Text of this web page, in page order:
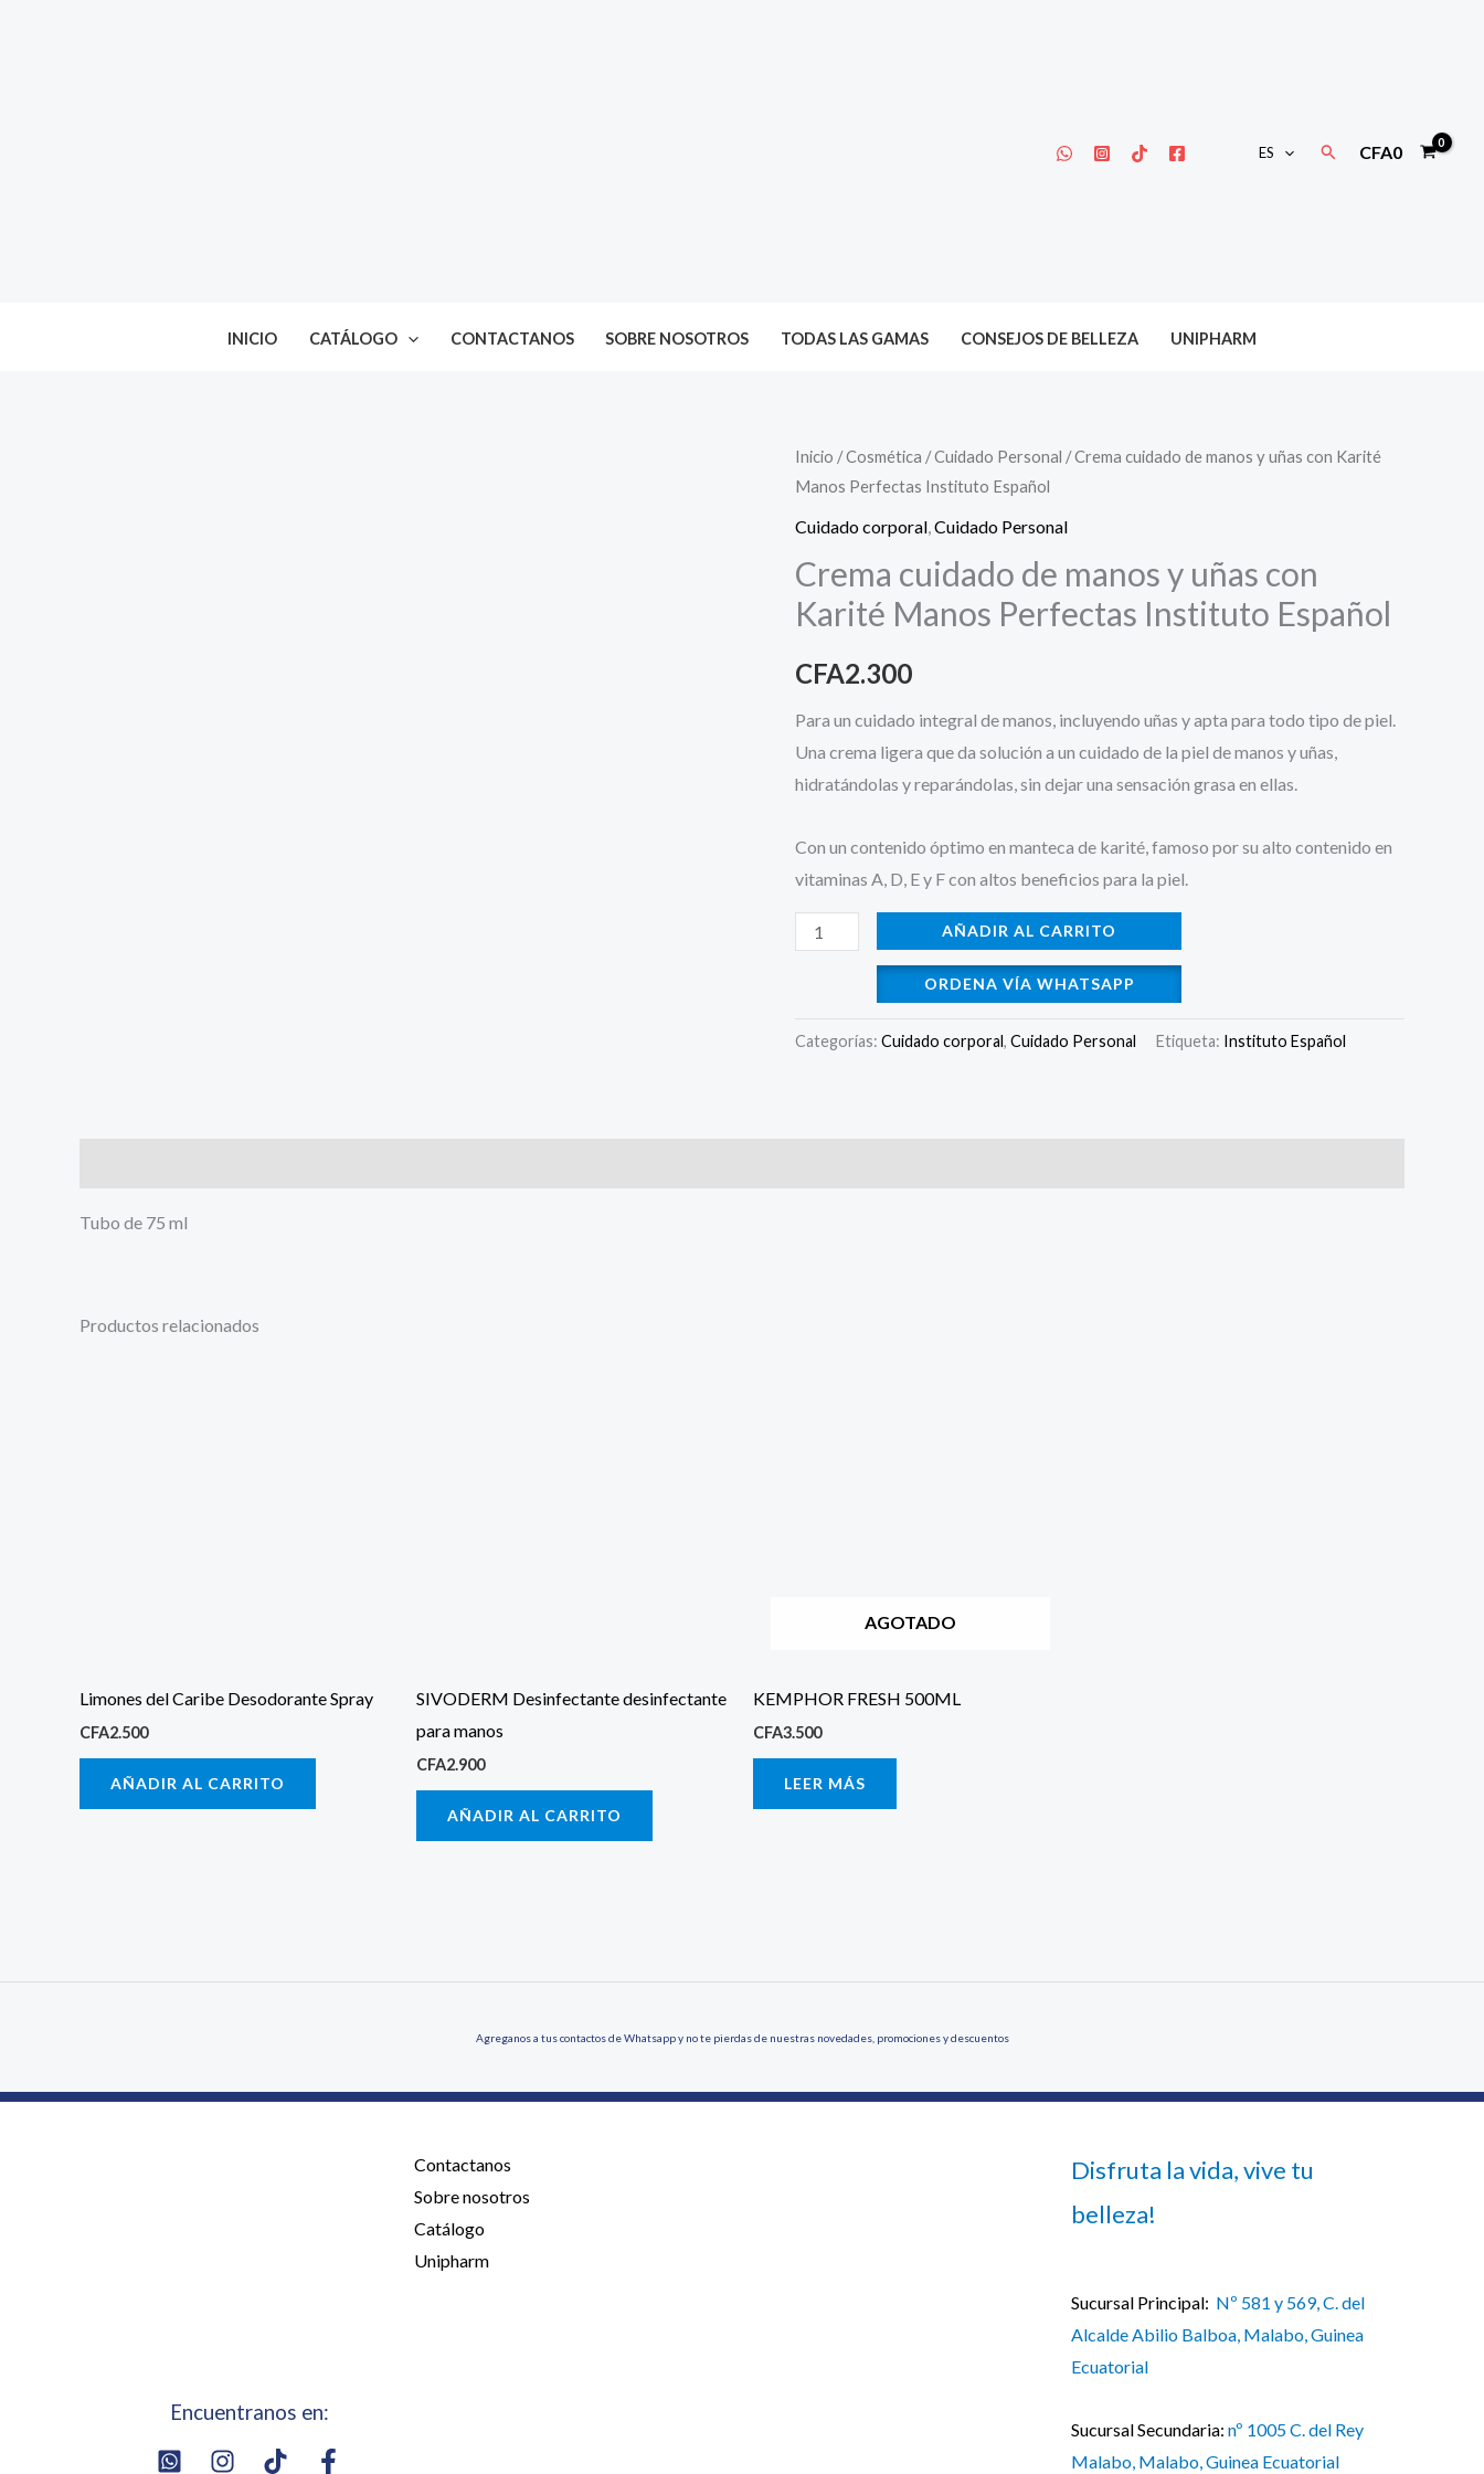
ES BuscarCFA0
INICIO CATÁLOGO CONTACTANOS SOBRE NOSOTROS TODAS LAS GAMAS CONSEJOS DE BELLEZA UNIPHARM
Inicio /Cosmética /Cuidado Personal / Crema cuidado de manos y uñas con Karité
Manos Perfectas Instituto Español
Cuidado corporal Cuidado Personal
Crema cuidado de manos y uñas con
Karité Manos Perfectas Instituto Español
CFA2.300
Para un cuidado integral de manos, incluyendo uñas y apta para todo tipo de piel.
Una crema ligera que da solución a un cuidado de la piel de manos y uñas,
hidratándolas y reparándolas, sin dejar una sensación grasa en ellas.
Con un contenido óptimo en manteca de karité, famoso por su alto contenido en
vitaminas A, D, E y F con altos beneficios para la piel.
Crema
cuidado
de
y
uñas
Karité
Manos
Perfectas
Instituto
cantidad
AÑADIR AL CARRITO
ORDENA VÍA WHATSAPP
Categorías: Cuidado corporal, Cuidado Personal Etiqueta: Instituto Español
Tubo de 75 ml
Productos relacionados
Limones del Caribe Desodorante Spray
CFA2.500
AÑADIR AL CARRITO
SIVODERM Desinfectante desinfectante
para manos
CFA2.900
AÑADIR AL CARRITO
AGOTADO
KEMPHOR FRESH 500ML
CFA3.500
LEER MÁS
Agreganos a tus contactos de Whatsapp y no te pierdas de nuestras novedades, promociones y descuentos
Encuentranos en:
Contactanos
Sobre nosotros
Catálogo
Unipharm
Disfruta la vida, vive tu
belleza!
Sucursal Principal: Nº 581 y 569, C. del
Alcalde Abilio Balboa, Malabo, Guinea
Ecuatorial
Sucursal Secundaria: nº 1005 C. del Rey
Malabo, Malabo, Guinea Ecuatorial